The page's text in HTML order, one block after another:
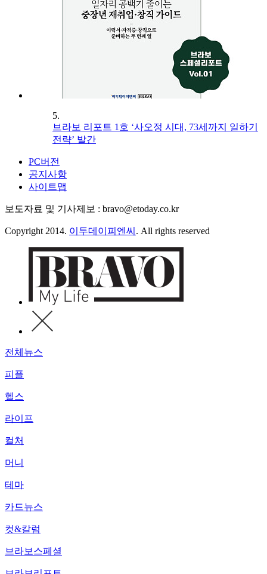
5.
브라보 리포트 1호 ‘사오정 시대, 73세까지 일하기
전략’ 발간
PC버전
공지사항
사이트맵
보도자료 및 기사제보 : bravo@etoday.co.kr
Copyright 2014. 이투데이피엔씨 . All rights reserved
전체뉴스
피플
헬스
라이프
컬처
머니
테마
카드뉴스
컷&칼럼
브라보스페셜